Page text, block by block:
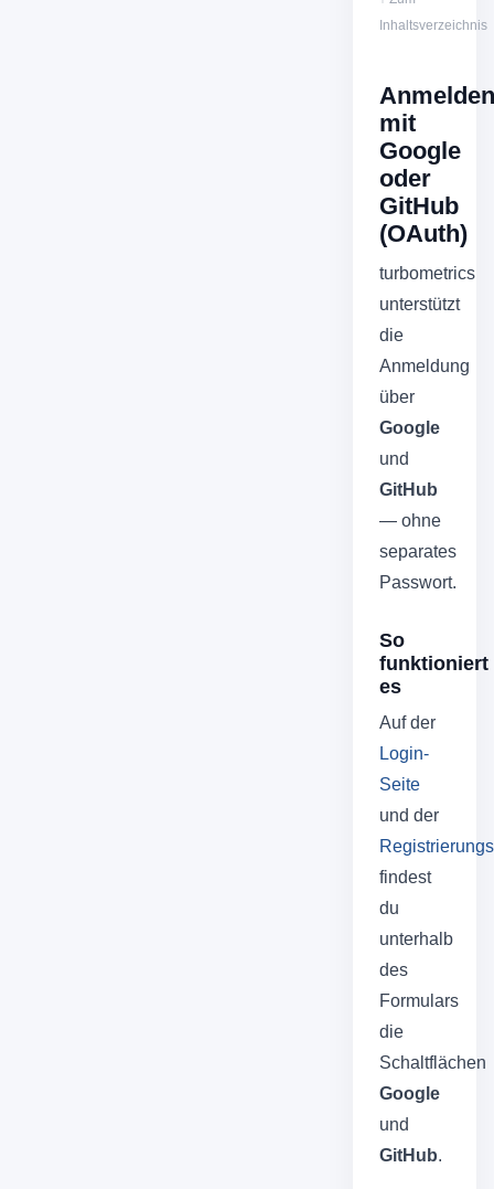
Inhaltsverzeichnis
Anmelden
mit
Google
oder
GitHub
(OAuth)
turbometrics
unterstützt
die
Anmeldung
über
Google
und
GitHub
— ohne
separates
Passwort.
So
funktioniert
es
Auf der
Login-
Seite
und der
findest
du
unterhalb
des
Formulars
die
Schaltflächen
Google
und
GitHub.